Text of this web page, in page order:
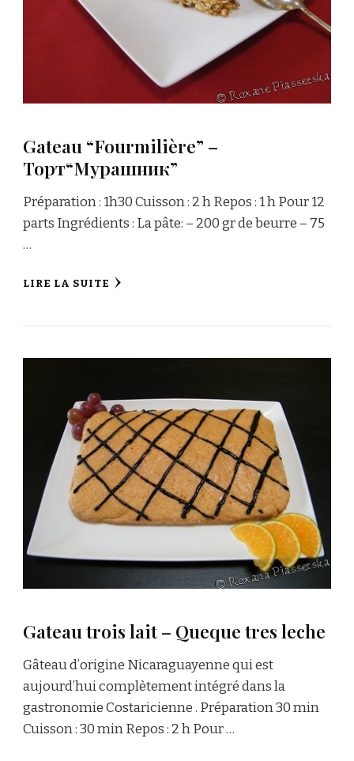
Gateau “Fourmilière” –
Торт“Мурашник”
Préparation : 1h30 Cuisson : 2 h Repos : 1 h Pour 12
parts Ingrédients : La pâte: – 200 gr de beurre – 75
…
LIRE LA SUITE
Gateau trois lait – Queque tres leche
Gâteau d’origine Nicaraguayenne qui est
aujourd’hui complètement intégré dans la
gastronomie Costaricienne . Préparation 30 min
Cuisson : 30 min Repos : 2 h Pour …